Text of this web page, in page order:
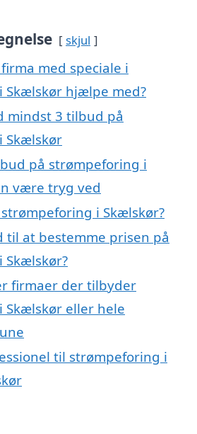
skjul
med speciale i
Skælskør hjælpe med?
mindst 3 tilbud på
Skælskør
på strømpeforing i
være tryg ved
i Skælskør?
til at bestemme prisen på
Skælskør?
firmaer der tilbyder
Skælskør eller hele
til strømpeforing i